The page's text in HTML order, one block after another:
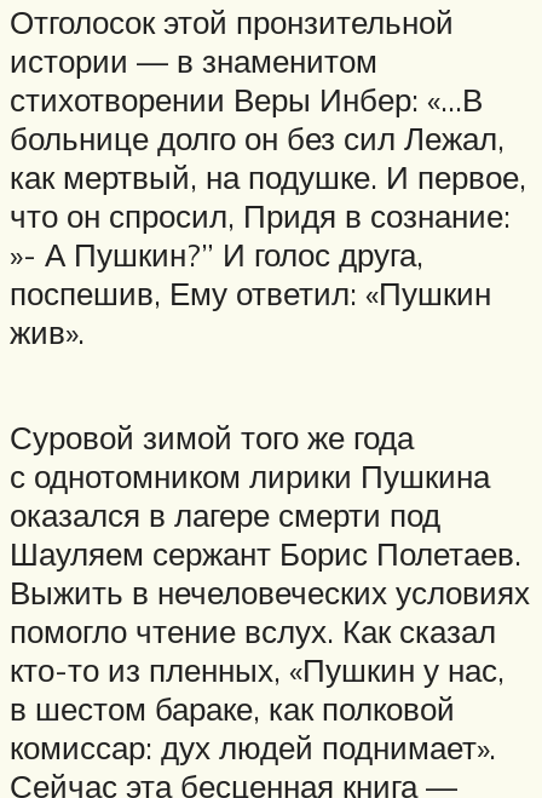
Отголосок этой пронзительной
истории — в знаменитом
стихотворении Веры Инбер: «…В
больнице долго он без сил Лежал,
как мертвый, на подушке. И первое,
что он спросил, Придя в сознание:
»- А Пушкин?” И голос друга,
поспешив, Ему ответил: «Пушкин
жив».
Суровой зимой того же года
с однотомником лирики Пушкина
оказался в лагере смерти под
Шауляем сержант Борис Полетаев.
Выжить в нечеловеческих условиях
помогло чтение вслух. Как сказал
кто-то из пленных, «Пушкин у нас,
в шестом бараке, как полковой
комиссар: дух людей поднимает».
Сейчас эта бесценная книга —